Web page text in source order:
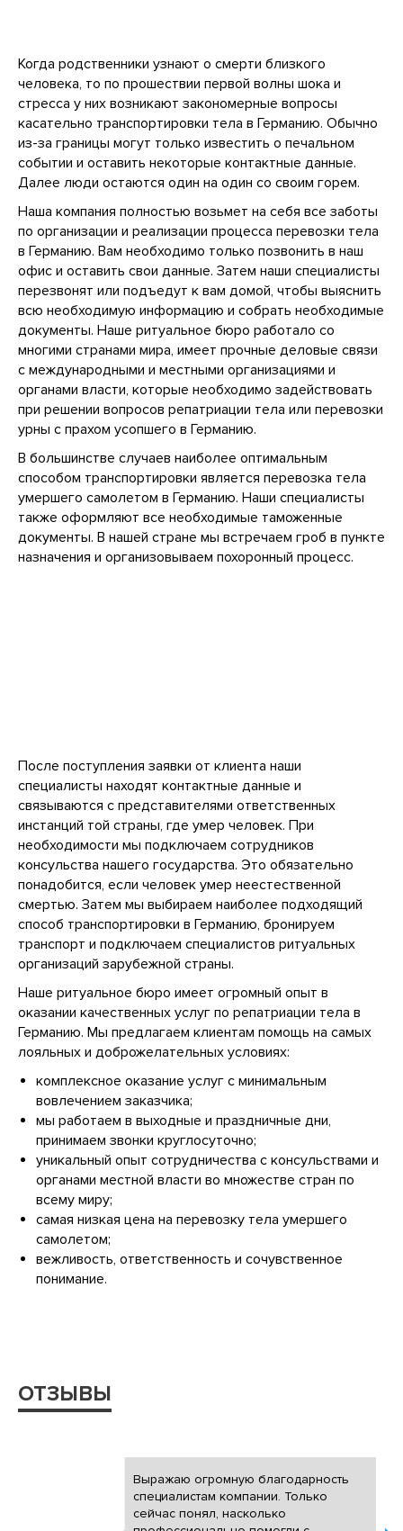
Когда родственники узнают о смерти близкого
человека, то по прошествии первой волны шока и
стресса у них возникают закономерные вопросы
касательно транспортировки тела в Германию. Обычно
из-за границы могут только известить о печальном
событии и оставить некоторые контактные данные.
Далее люди остаются один на один со своим горем.
Наша компания полностью возьмет на себя все заботы
по организации и реализации процесса перевозки тела
в Германию. Вам необходимо только позвонить в наш
офис и оставить свои данные. Затем наши специалисты
перезвонят или подъедут к вам домой, чтобы выяснить
всю необходимую информацию и собрать необходимые
документы. Наше ритуальное бюро работало со
многими странами мира, имеет прочные деловые связи
с международными и местными организациями и
органами власти, которые необходимо задействовать
при решении вопросов репатриации тела или перевозки
урны с прахом усопшего в Германию.
В большинстве случаев наиболее оптимальным
способом транспортировки является перевозка тела
умершего самолетом в Германию. Наши специалисты
также оформляют все необходимые таможенные
документы. В нашей стране мы встречаем гроб в пункте
назначения и организовываем похоронный процесс.
После поступления заявки от клиента наши
специалисты находят контактные данные и
связываются с представителями ответственных
инстанций той страны, где умер человек. При
необходимости мы подключаем сотрудников
консульства нашего государства. Это обязательно
понадобится, если человек умер неестественной
смертью. Затем мы выбираем наиболее подходящий
способ транспортировки в Германию, бронируем
транспорт и подключаем специалистов ритуальных
организаций зарубежной страны.
Наше ритуальное бюро имеет огромный опыт в
оказании качественных услуг по репатриации тела в
Германию. Мы предлагаем клиентам помощь на самых
лояльных и доброжелательных условиях:
комплексное оказание услуг с минимальным
вовлечением заказчика;
мы работаем в выходные и праздничные дни,
принимаем звонки круглосуточно;
уникальный опыт сотрудничества с консульствами и
органами местной власти во множестве стран по
всему миру;
самая низкая цена на перевозку тела умершего
самолетом;
вежливость, ответственность и сочувственное
понимание.
ОТЗЫВЫ
Выражаю огромную благодарность
специалистам компании. Только
сейчас понял, насколько